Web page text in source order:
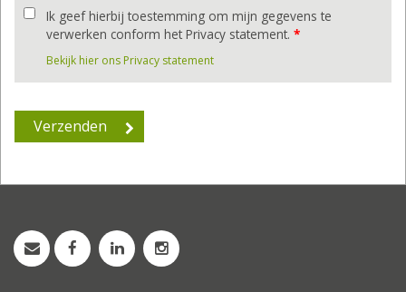
Ik geef hierbij toestemming om mijn gegevens te
verwerken conform het Privacy statement. *
Bekijk hier ons Privacy statement